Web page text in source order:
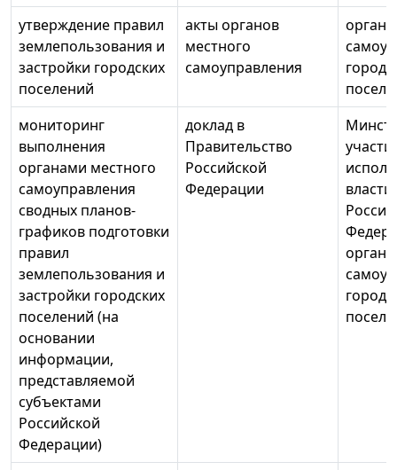
утверждение правил
землепользования и
застройки городских
поселений
акты органов
местного
самоуправления
мониторинг
выполнения
органами местного
самоуправления
сводных планов-
графиков подготовки
правил
землепользования и
застройки городских
поселений (на
основании
информации,
представляемой
субъектами
Российской
Федерации)
доклад в
Правительство
Российской
Федерации